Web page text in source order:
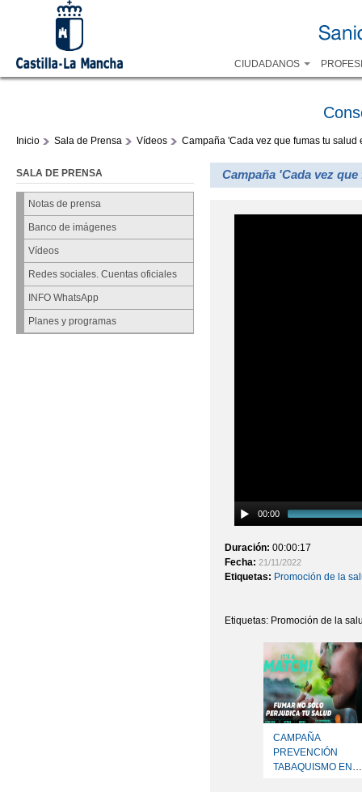
CIUDADANOS
Inicio Sala de Prensa Vídeos Campaña 'Cada vez que fumas tu salud
SALA DE PRENSA
Notas de prensa
Banco de imágenes
Vídeos
Redes sociales. Cuentas oficiales
INFO WhatsApp
Planes y programas
Campaña 'Cada vez
00:00
Duración: 00:00:17
Fecha: 21/11/2022
Etiquetas: Promoción de la
Etiquetas: Promoción de la
CAMPAÑA
PREVENCIÓN
TABAQUISMO EN